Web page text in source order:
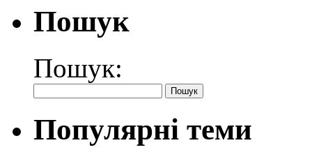
Пошук
Пошук:
Популярні теми